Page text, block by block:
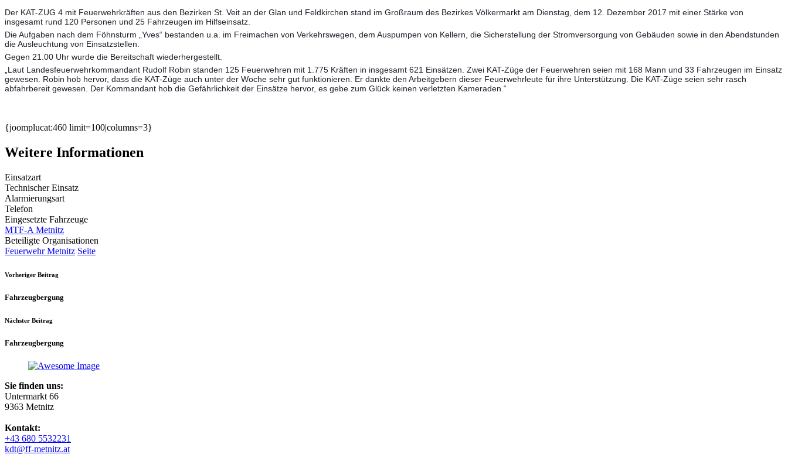
Der KAT-ZUG 4 mit Feuerwehrkräften aus den Bezirken St. Veit an der Glan und Feldkirchen stand im Großraum des Bezirkes Völkermarkt am Dienstag, dem 12. Dezember 2017 mit einer Stärke von
insgesamt rund 120 Personen und 25 Fahrzeugen im Hilfseinsatz.
Die Aufgaben nach dem Föhnsturm „Yves“ bestanden u.a. im Freimachen von Verkehrswegen, dem Auspumpen von Kellern, die Sicherstellung der Stromversorgung von Gebäuden sowie in den Abendstunden
die Ausleuchtung von Einsatzstellen.
Gegen 21.00 Uhr wurde die Bereitschaft wiederhergestellt.
„Laut Landesfeuerwehrkommandant Rudolf Robin standen 125 Feuerwehren mit 1.775 Kräften in insgesamt 621 Einsätzen. Zwei KAT-Züge der Feuerwehren seien mit 168 Mann und 33 Fahrzeugen im Einsatz
gewesen. Robin hob hervor, dass die KAT-Züge auch unter der Woche sehr gut funktionieren. Er dankte den Arbeitgebern dieser Feuerwehrleute für ihre Unterstützung. Die KAT-Züge seien sehr rasch
abfahrbereit gewesen. Der Kommandant hob die Gefährlichkeit der Einsätze hervor, es gebe zum Glück keinen verletzten Kameraden.“
{joomplucat:460 limit=100|columns=3}
Weitere Informationen
Einsatzart
Technischer Einsatz
Alarmierungsart
Telefon
Eingesetzte Fahrzeuge
MTF-A Metnitz
Beteiligte Organisationen
Feuerwehr Metnitz Seite
Vorheriger Beitrag
Fahrzeugbergung
Nächster Beitrag
Fahrzeugbergung
Sie finden uns:
Untermarkt 66
9363 Metnitz
Kontakt:
+43 680 5532231
kdt@ff-metnitz.at